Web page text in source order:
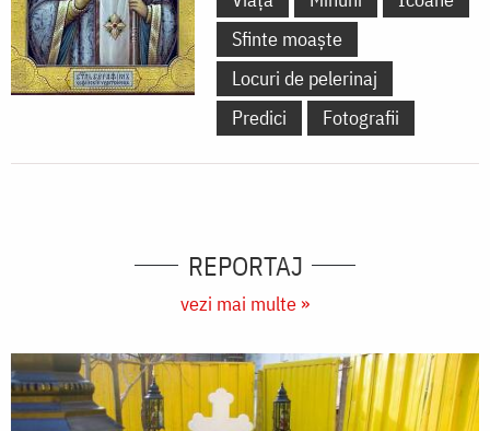
Sfinte moaște
Locuri de pelerinaj
Predici
Fotografii
REPORTAJ
vezi mai multe »